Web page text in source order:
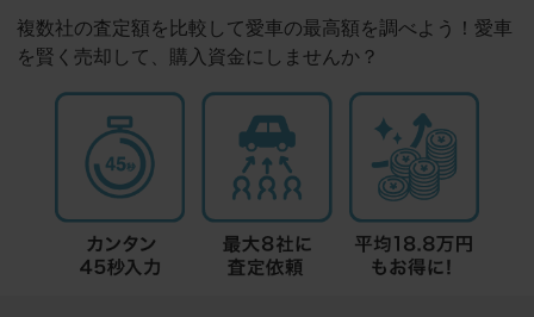
複数社の査定額を比較して愛車の最高額を調べよう！愛車
を賢く売却して、購入資金にしませんか？